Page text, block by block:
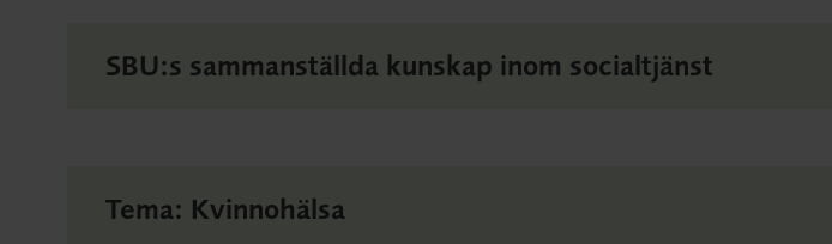
SBU:s sammanställda kunskap inom socialtjänst
Tema: Kvinnohälsa